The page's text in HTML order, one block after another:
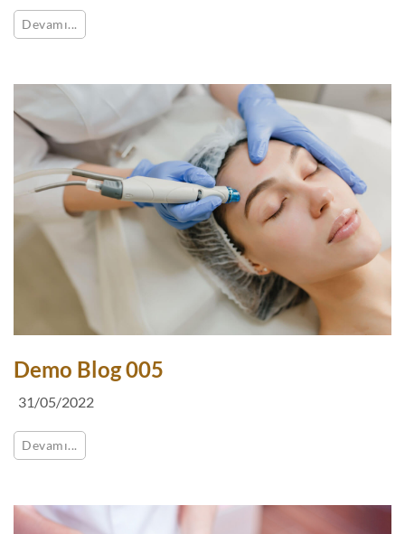
Devamı...
Demo Blog 005
31/05/2022
Devamı...